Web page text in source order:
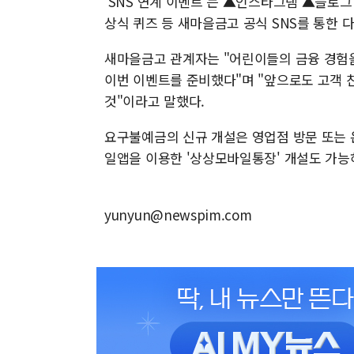
상식 퀴즈 등 새마을금고 공식 SNS를 통한
새마을금고 관계자는 "어린이들의 금융 경
이번 이벤트를 준비했다"며 "앞으로도 고객
것"이라고 말했다.
요구불예금의 신규 개설은 영업점 방문 또
일앱을 이용한 '상상모바일통장' 개설도 가능
yunyun@newspim.com